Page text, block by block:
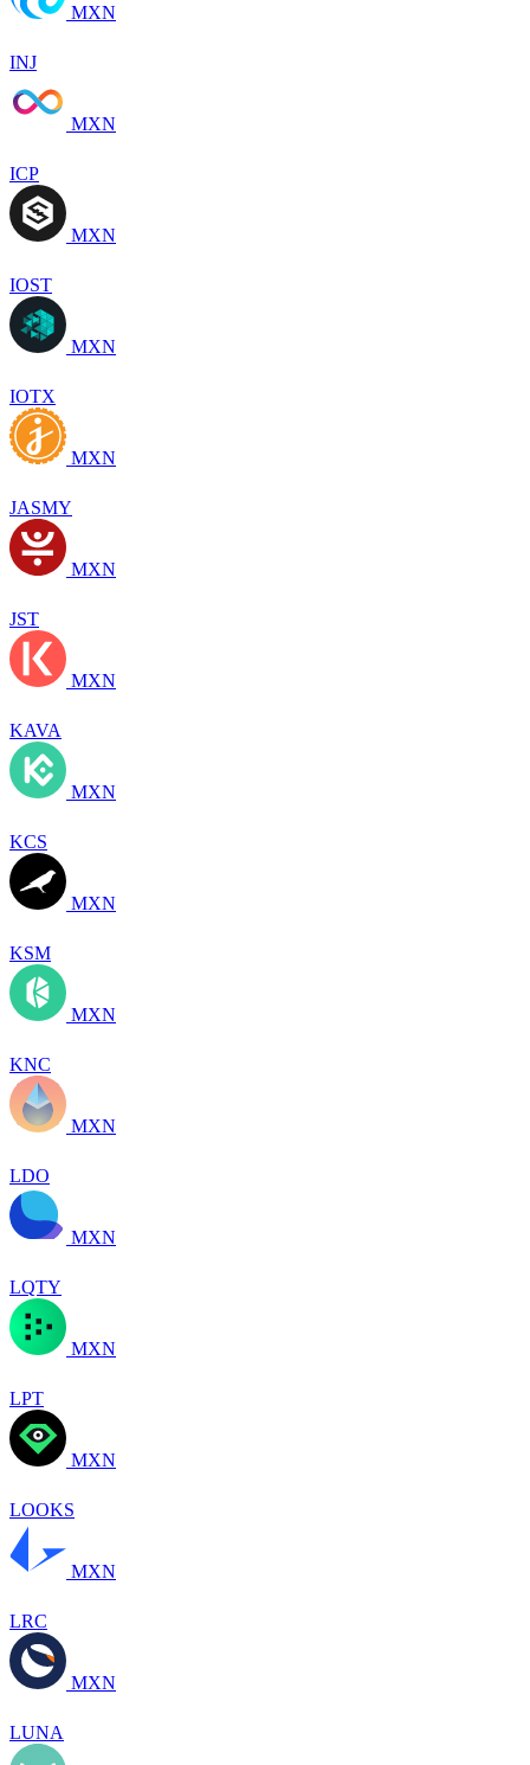
MXN
INJ
MXN
ICP
MXN
IOST
MXN
IOTX
MXN
JASMY
MXN
JST
MXN
KAVA
MXN
KCS
MXN
KSM
MXN
KNC
MXN
LDO
MXN
LQTY
MXN
LPT
MXN
LOOKS
MXN
LRC
MXN
LUNA